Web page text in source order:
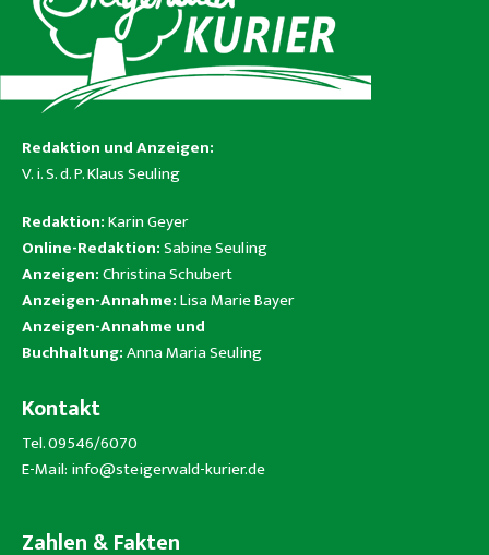
Redaktion und Anzeigen:
V. i. S. d. P. Klaus Seuling
Redaktion:Karin Geyer
Online-Redaktion:Sabine Seuling
Anzeigen:Christina Schubert
Anzeigen-Annahme:Lisa Marie Bayer
Anzeigen-Annahme und
Buchhaltung:Anna Maria Seuling
Kontakt
Tel. 09546/6070
E-Mail: info@steigerwald-kurier.de
Zahlen & Fakten